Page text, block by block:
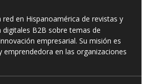
red en Hispanoamérica de revistas y
B2B sobre temas de
empresarial. Su misión es
emprendedora en las organizaciones